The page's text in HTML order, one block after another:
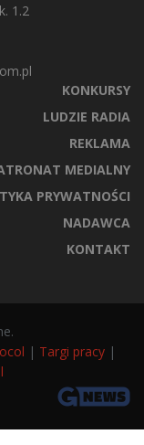
1.2
KONKURSY
LUDZIE RADIA
REKLAMA
MEDIALNY
PRYWATNOŚCI
NADAWCA
KONTAKT
| Targi pracy |